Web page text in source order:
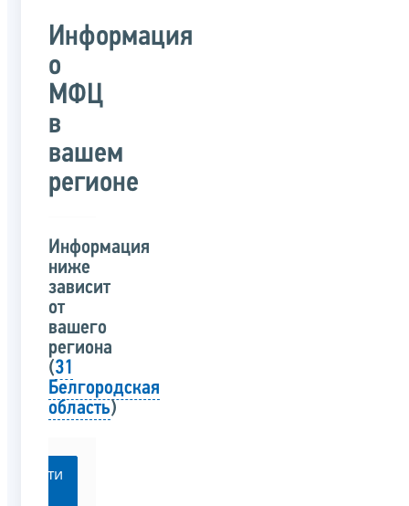
Информация
о
МФЦ
в
вашем
регионе
Информация
ниже
зависит
от
вашего
региона
(31
Белгородская
область)
Перейти